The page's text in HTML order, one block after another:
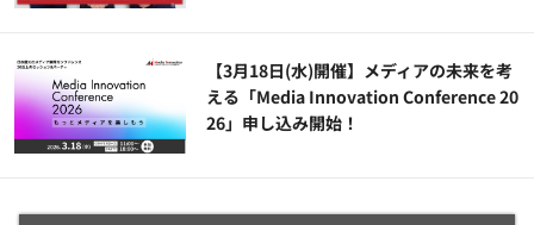
【3月18日(水)開催】メディアの未来を考
える「Media Innovation Conference 20
26」申し込み開始！